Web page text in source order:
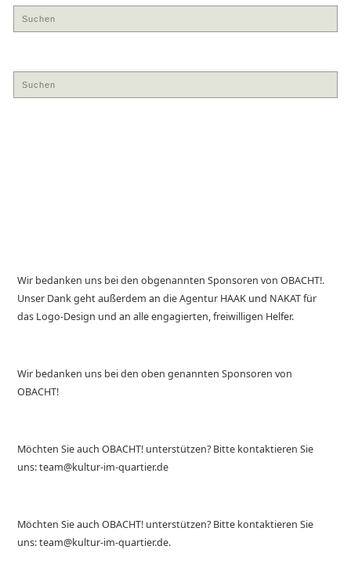
Wir bedanken uns bei den obgenannten Sponsoren von OBACHT!.
Unser Dank geht außerdem an die Agentur HAAK und NAKAT für
das Logo-Design und an alle engagierten, freiwilligen Helfer.
Wir bedanken uns bei den oben genannten Sponsoren von
OBACHT!
Möchten Sie auch OBACHT! unterstützen? Bitte kontaktieren Sie
uns: team@kultur-im-quartier.de
Möchten Sie auch OBACHT! unterstützen? Bitte kontaktieren Sie
uns: team@kultur-im-quartier.de.